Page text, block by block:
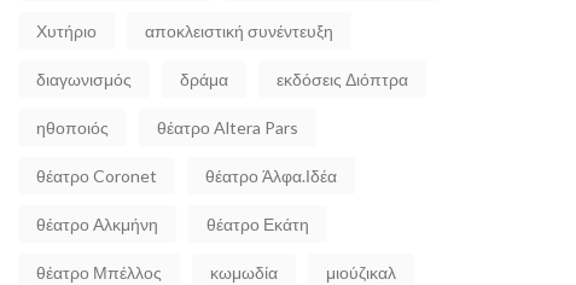
Χυτήριο αποκλειστική συνέντευξη
διαγωνισμός δράμα εκδόσεις Διόπτρα
ηθοποιός θέατρο Altera Pars
θέατρο Coronet θέατρο Άλφα.Ιδέα
θέατρο Αλκμήνη θέατρο Εκάτη
θέατρο Μπέλλος κωμωδία μιούζικαλ